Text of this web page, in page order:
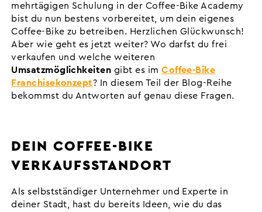
mehrtägigen Schulung in der Coffee-Bike Academy
bist du nun bestens vorbereitet, um dein eigenes
Coffee-Bike zu betreiben. Herzlichen Glückwunsch!
Aber wie geht es jetzt weiter? Wo darfst du frei
verkaufen und welche weiteren
Umsatzmöglichkeiten gibt es imCoffee-Bike
Franchisekonzept? In diesem Teil der Blog-Reihe
bekommst du Antworten auf genau diese Fragen.
DEIN COFFEE-BIKE
VERKAUFSSTANDORT
Als selbstständiger Unternehmer und Experte in
deiner Stadt, hast du bereits Ideen, wie du das